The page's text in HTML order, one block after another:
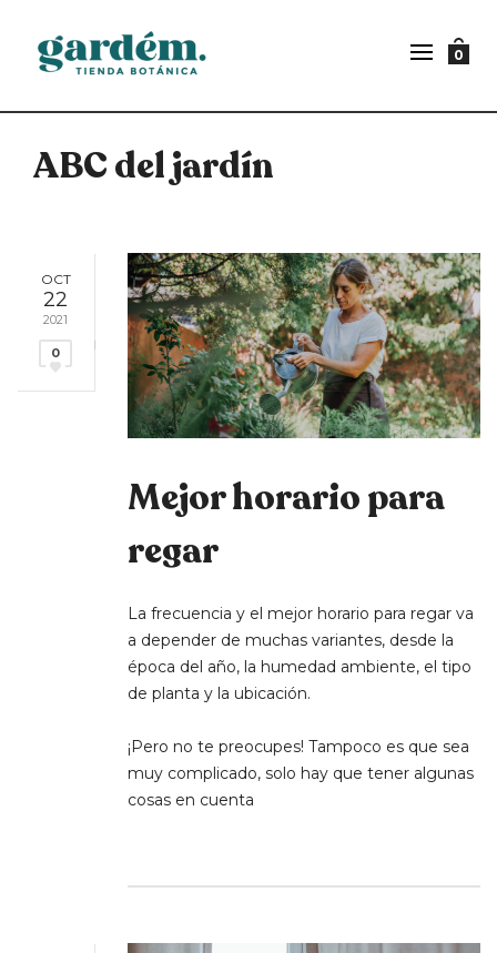
0
ABC del jardín
OCT
22
2021
0
Mejor horario para
regar
La frecuencia y el mejor horario para regar va
a depender de muchas variantes, desde la
época del año, la humedad ambiente, el tipo
de planta y la ubicación.
¡Pero no te preocupes! Tampoco es que sea
muy complicado, solo hay que tener algunas
cosas en cuenta